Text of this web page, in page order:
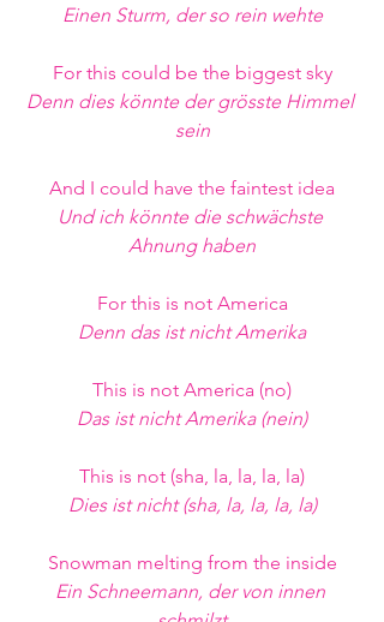
Einen Sturm, der so rein wehte
For this could be the biggest sky
Denn dies könnte der grösste Himmel
sein
And I could have the faintest idea
Und ich könnte die schwächste
Ahnung haben
For this is not America
Denn das ist nicht Amerika
This is not America (no)
Das ist nicht Amerika (nein)
This is not (sha, la, la, la, la)
Dies ist nicht (sha, la, la, la, la)
Snowman melting from the inside
Ein Schneemann, der von innen